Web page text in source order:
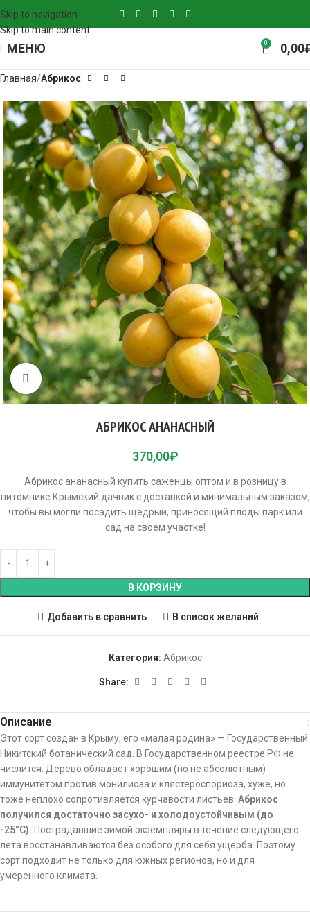
Skip to navigation
Skip to main content
МЕНЮ 0 0,00
Главная Абрикос
Click to enlarge
АБРИКОС АНАНАСНЫЙ
370,00₽
Абрикос ананасный купить саженцы оптом и в розницу в
питомнике Крымский дачник с доставкой и минимальным заказом,
чтобы вы могли посадить щедрый, приносящий плоды парк или
сад на своем участке!
В КОРЗИНУ
Добавить в сравнить В список желаний
Категория: Абрикос
Share:
Описание
Этот сорт создан в Крыму, его «малая родина» — Государственный
Никитский ботанический сад. В Государственном реестре РФ не
числится. Дерево обладает хорошим (но не абсолютным)
иммунитетом против монилиоза и клястероспориоза, хуже, но
тоже неплохо сопротивляется курчавости листьев. Абрикос
получился достаточно засухо- и холодоустойчивым (до
-25°C). Пострадавшие зимой экземпляры в течение следующего
лета восстанавливаются без особого для себя ущерба. Поэтому
сорт подходит не только для южных регионов, но и для
умеренного климата.